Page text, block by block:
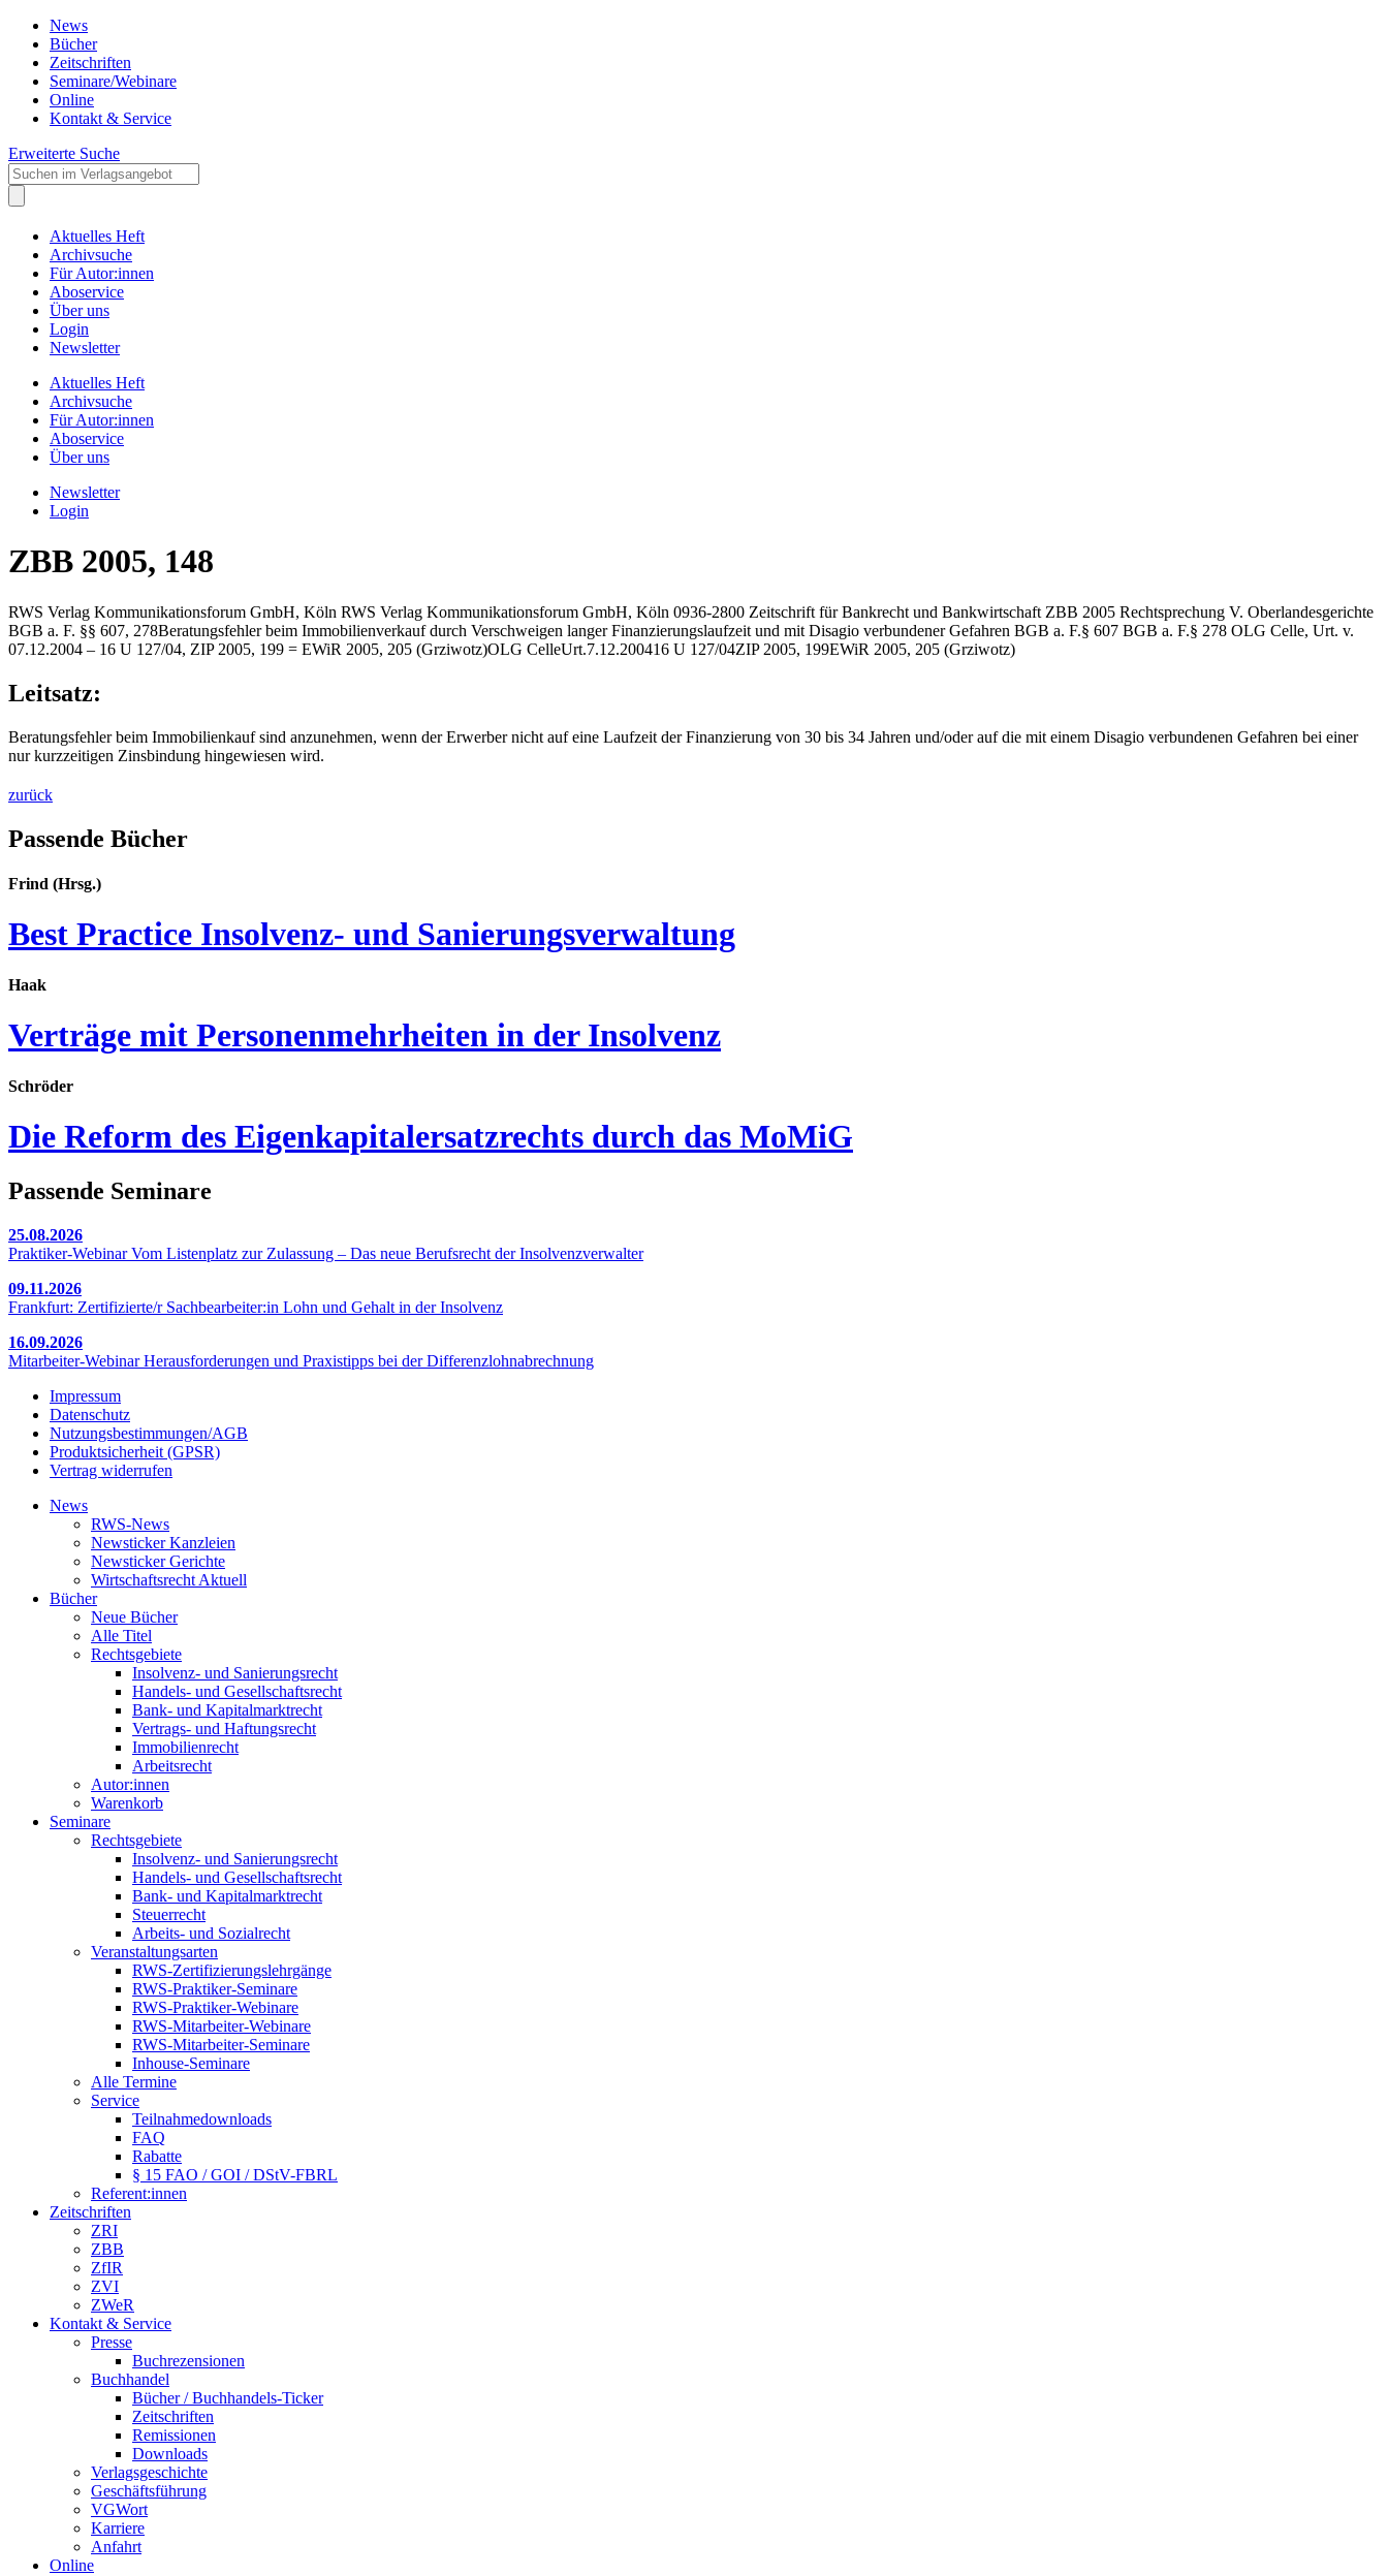
News
Bücher
Zeitschriften
Seminare/Webinare
Online
Kontakt & Service
Erweiterte Suche
Aktuelles Heft
Archivsuche
Für Autor:innen
Aboservice
Über uns
Login
Newsletter
Aktuelles Heft
Archivsuche
Für Autor:innen
Aboservice
Über uns
Newsletter
Login
ZBB 2005, 148
RWS Verlag Kommunikationsforum GmbH, Köln RWS Verlag Kommunikationsforum GmbH, Köln 0936-2800 Zeitschrift für Bankrecht und Bankwirtschaft ZBB 2005 Rechtsprechung V. Oberlandesgerichte
BGB a. F. §§ 607, 278Beratungsfehler beim Immobilienverkauf durch Verschweigen langer Finanzierungslaufzeit und mit Disagio verbundener Gefahren BGB a. F.§ 607 BGB a. F.§ 278 OLG Celle, Urt. v.
07.12.2004 – 16 U 127/04, ZIP 2005, 199 = EWiR 2005, 205 (Grziwotz)OLG CelleUrt.7.12.200416 U 127/04ZIP 2005, 199EWiR 2005, 205 (Grziwotz)
Leitsatz:
Beratungsfehler beim Immobilienkauf sind anzunehmen, wenn der Erwerber nicht auf eine Laufzeit der Finanzierung von 30 bis 34 Jahren und/oder auf die mit einem Disagio verbundenen Gefahren bei einer
nur kurzzeitigen Zinsbindung hingewiesen wird.
zurück
Passende Bücher
Frind (Hrsg.)
Best Practice Insolvenz- und Sanierungsverwaltung
Haak
Verträge mit Personenmehrheiten in der Insolvenz
Schröder
Die Reform des Eigenkapitalersatzrechts durch das MoMiG
Passende Seminare
25.08.2026
Praktiker-Webinar Vom Listenplatz zur Zulassung – Das neue Berufsrecht der Insolvenzverwalter
09.11.2026
Frankfurt: Zertifizierte/r Sachbearbeiter:in Lohn und Gehalt in der Insolvenz
16.09.2026
Mitarbeiter-Webinar Herausforderungen und Praxistipps bei der Differenzlohnabrechnung
Impressum
Datenschutz
Nutzungsbestimmungen/AGB
Produktsicherheit (GPSR)
Vertrag widerrufen
News
RWS-News
Newsticker Kanzleien
Newsticker Gerichte
Wirtschaftsrecht Aktuell
Bücher
Neue Bücher
Alle Titel
Rechtsgebiete
Insolvenz- und Sanierungsrecht
Handels- und Gesellschaftsrecht
Bank- und Kapitalmarktrecht
Vertrags- und Haftungsrecht
Immobilienrecht
Arbeitsrecht
Autor:innen
Warenkorb
Seminare
Rechtsgebiete
Insolvenz- und Sanierungsrecht
Handels- und Gesellschaftsrecht
Bank- und Kapitalmarktrecht
Steuerrecht
Arbeits- und Sozialrecht
Veranstaltungsarten
RWS-Zertifizierungslehrgänge
RWS-Praktiker-Seminare
RWS-Praktiker-Webinare
RWS-Mitarbeiter-Webinare
RWS-Mitarbeiter-Seminare
Inhouse-Seminare
Alle Termine
Service
Teilnahmedownloads
FAQ
Rabatte
§ 15 FAO / GOI / DStV-FBRL
Referent:innen
Zeitschriften
ZRI
ZBB
ZfIR
ZVI
ZWeR
Kontakt & Service
Presse
Buchrezensionen
Buchhandel
Bücher / Buchhandels-Ticker
Zeitschriften
Remissionen
Downloads
Verlagsgeschichte
Geschäftsführung
VGWort
Karriere
Anfahrt
Online